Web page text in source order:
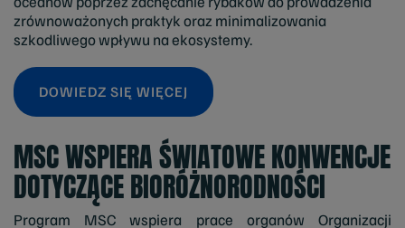
zrównoważonych praktyk oraz minimalizowania
szkodliwego wpływu na ekosystemy.
DOWIEDZ SIĘ WIĘCEJ
MSC WSPIERA ŚWIATOWE KONWENCJE
DOTYCZĄCE BIORÓŻNORODNOŚCI
Program MSC wspiera prace organów Organizacji